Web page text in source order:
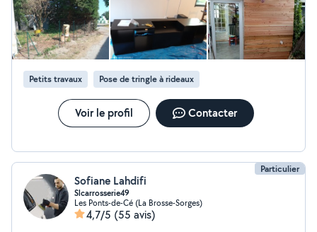
Petits travaux Pose de tringle à rideaux
Voir le profil Contacter
Particulier
Sofiane Lahdifi
Slcarrosserie49
Les Ponts-de-Cé (La Brosse-Sorges)
4,7/5 (55 avis)